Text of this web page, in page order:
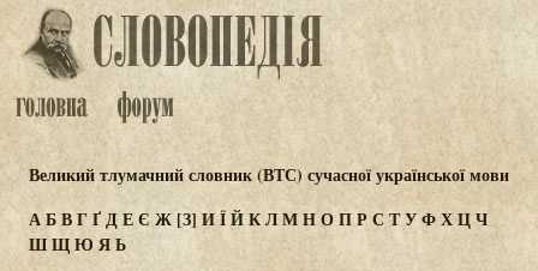
Великий тлумачний словник (ВТС) сучасної української мови
АБВГҐДЕЄ Ж[З] ИЇЙКЛМНОПР СТУФХЦЧ
ШЩЮЯЬ